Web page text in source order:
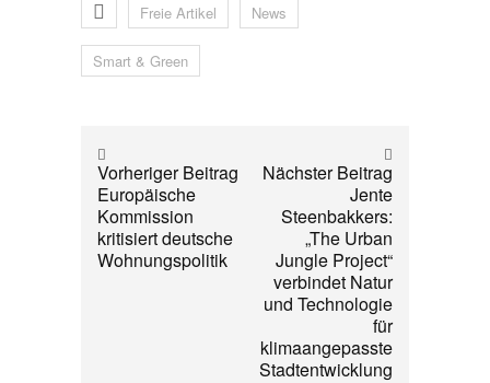
Freie Artikel News
Smart & Green
Vorheriger Beitrag
Europäische
Kommission
kritisiert deutsche
Wohnungspolitik
Nächster Beitrag
Jente
Steenbakkers:
„The Urban
Jungle Project“
verbindet Natur
und Technologie
für
klimaangepasste
Stadtentwicklung